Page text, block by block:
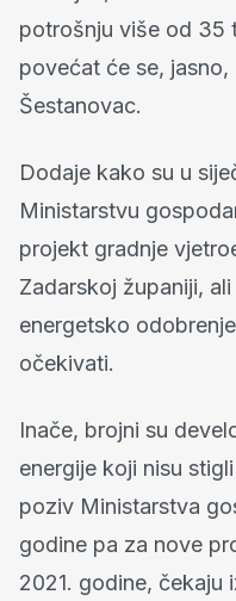
potrošnju više od 35
povećat će se,
Šestanovac.
Dodaje kako su u
Ministarstvu
projekt gradnje
Zadarskoj županiji,
energetsko
očekivati.
Inače, brojni su
energije koji nisu
poziv Ministarstva
godine pa za nove
2021. godine, čekaju